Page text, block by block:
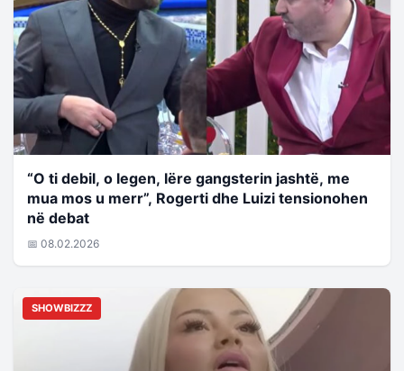
“O ti debil, o legen, lëre gangsterin jashtë, me
mua mos u merr”, Rogerti dhe Luizi tensionohen
në debat
📅 08.02.2026
SHOWBIZZZ